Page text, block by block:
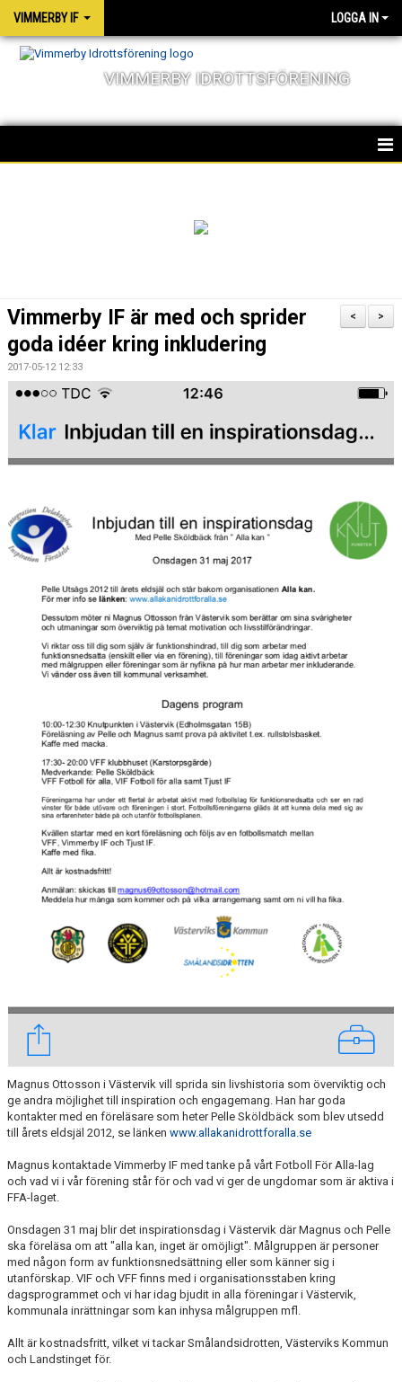
VIMMERBY IF LOGGA IN
VIMMERBY IDROTTSFÖRENING
OM FÖRENINGEN
>
<
Vimmerby IF är med och sprider
goda idéer kring inkludering
2017-05-12 12:33
Magnus Ottosson i Västervik vill sprida sin livshistoria som överviktig och
ge andra möjlighet till inspiration och engagemang. Han har goda
kontakter med en föreläsare som heter Pelle Sköldbäck som blev utsedd
till årets eldsjäl 2012, se länken www.allakanidrottforalla.se
Magnus kontaktade Vimmerby IF med tanke på vårt Fotboll För Alla-lag
och vad vi i vår förening står för och vad vi ger de ungdomar som är aktiva i
FFA-laget.
Onsdagen 31 maj blir det inspirationsdag i Västervik där Magnus och Pelle
ska föreläsa om att "alla kan, inget är omöjligt". Målgruppen är personer
med någon form av funktionsnedsättning eller som känner sig i
utanförskap. VIF och VFF finns med i organisationsstaben kring
dagsprogrammet och vi har idag bjudit in alla föreningar i Västervik,
kommunala inrättningar som kan inhysa målgruppen mfl.
Allt är kostnadsfritt, vilket vi tackar Smålandsidrotten, Västerviks Kommun
och Landstinget för.